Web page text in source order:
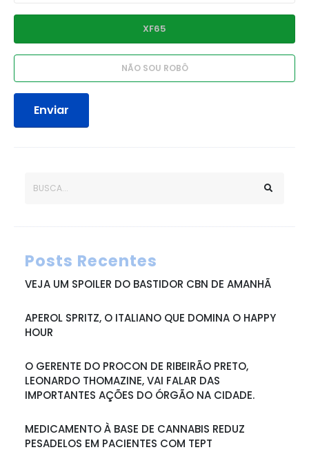
Enviar
Posts Recentes
VEJA UM SPOILER DO BASTIDOR CBN DE AMANHÃ
APEROL SPRITZ, O ITALIANO QUE DOMINA O HAPPY
HOUR
O GERENTE DO PROCON DE RIBEIRÃO PRETO,
LEONARDO THOMAZINE, VAI FALAR DAS
IMPORTANTES AÇÕES DO ÓRGÃO NA CIDADE.
MEDICAMENTO À BASE DE CANNABIS REDUZ
PESADELOS EM PACIENTES COM TEPT